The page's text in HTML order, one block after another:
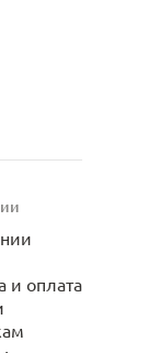
и оплата